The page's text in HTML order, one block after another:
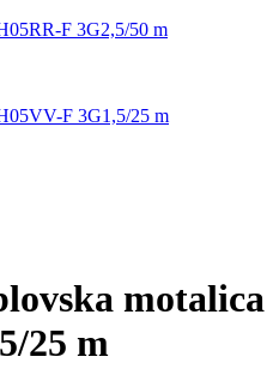
F 3G2,5/50 m
F 3G1,5/25 m
motalica
25 m